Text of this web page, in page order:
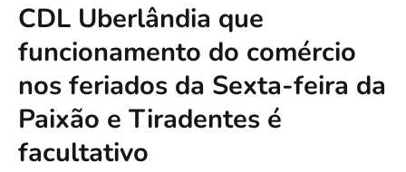
CDL Uberlândia que
funcionamento do comércio
nos feriados da Sexta-feira da
Paixão e Tiradentes é
facultativo